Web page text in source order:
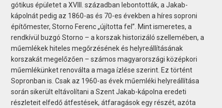
gótikus épületet a XVIII. században lebontották, a Jakab-
kápolnát pedig az 1860-as és 70-es években a híres soproni
építőmester, Storno Ferenc „újította fel”. Mint ismeretes, a
rendkívül buzgó Storno – a korszak historizáló szellemében, a
műemlékek hiteles megőrzésének és helyreállításának
korszakát megelőzően – számos magyarországi középkori
műemlékünket renoválta a maga ízlése szerint. Ez történt
Sopronban is. Csak az 1960-as évek műemléki helyreállítása
során sikerült eltávolítani a Szent Jakab-kápolna eredeti
részleteit elfedő átfestések, átfaragások egy részét, azóta